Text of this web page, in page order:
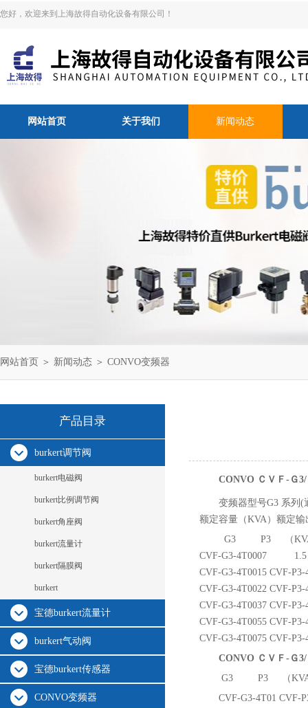
您好，欢迎来到上海故得自动化设备有限公司！
网站首页 关于我们 新闻动态
网站首页 ＞ 新闻动态 ＞ CONVO变频器
产品目录
burkert调节阀
burkert电磁阀
burkert比例调节阀
burkert角座阀
burkert流量计
burkert隔膜阀
burkert
宝德burkert流量计
burkert气动阀
宝德burkert传感器
CONVO变频器
CONVO ＣＶＦ-Ｇ
变频器型号G3 系列(
额定容量（KVA）额定
G3 P3 （KVA
CVF-G3-4T0007 1.5
CVF-G3-4T0015 CVF-P3-
CVF-G3-4T0022 CVF-P3-
CVF-G3-4T0037 CVF-P3-
CVF-G3-4T0055 CVF-P3-
CVF-G3-4T0075 CVF-P3-
CONVO ＣＶＦ-Ｇ
G3 P3 （KVA
CVF-G3-4T01 CVF-